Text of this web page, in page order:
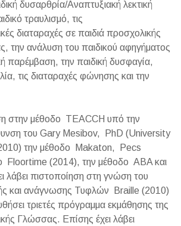
δυσαρθρία/Αναπτυξιακή λεκτική
τραυλισμό, τις
διαταραχές σε παιδιά προσχολικής
την ανάλυση του παιδικού αφηγήματος
παρέμβαση, την παιδική δυσφαγία,
τις διαταραχές φώνησης και την
στην μέθοδο TEACCH υπό την
του Gary Mesibov, PhD (University
την μέθοδο Makaton, Pecs
Floortime (2014), την μέθοδο ABA και
λάβει πιστοποίηση στη γνώση του
και ανάγνωσης Τυφλών Braille (2010)
τριετές πρόγραμμα εκμάθησης της
Γλώσσας. Επίσης έχει λάβει